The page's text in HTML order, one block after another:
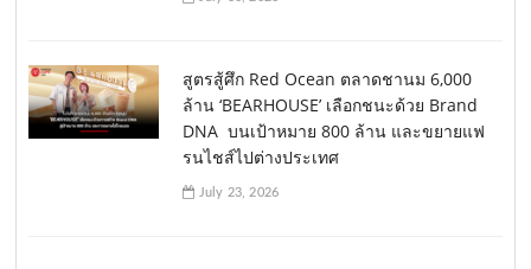
สูตรสู้ศึก Red Ocean ตลาดชานม 6,000
ล้าน ‘BEARHOUSE’ เลือกชนะด้วย Brand
DNA บนเป้าหมาย 800 ล้าน และขยายแฟ
รนไชส์ไปต่างประเทศ
July 23, 2026